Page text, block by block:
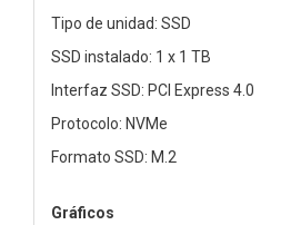
Tipo de unidad: SSD
SSD instalado: 1 x 1 TB
Interfaz SSD: PCI Express 4.0
Protocolo: NVMe
Formato SSD: M.2
Gráficos